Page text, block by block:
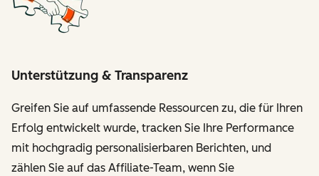
Unterstützung & Transparenz
Greifen Sie auf umfassende Ressourcen zu, die für Ihren
Erfolg entwickelt wurde, tracken Sie Ihre Performance
mit hochgradig personalisierbaren Berichten, und
zählen Sie auf das Affiliate-Team, wenn Sie